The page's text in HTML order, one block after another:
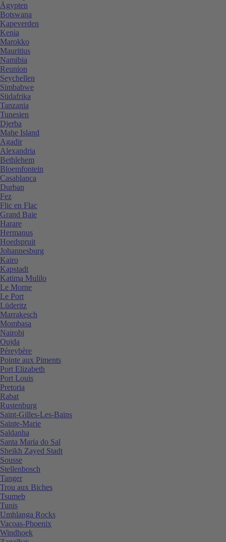
Ägypten
Botswana
Kapeverden
Kenia
Marokko
Mauritius
Namibia
Reunion
Seychellen
Simbabwe
Südafrika
Tanzania
Tunesien
Djerba
Mahe Island
Agadir
Alexandria
Bethlehem
Bloemfontein
Casablanca
Durban
Fez
Flic en Flac
Grand Baie
Harare
Hermanus
Hoedspruit
Johannesburg
Kairo
Kapstadt
Katima Mulilo
Le Morne
Le Port
Lüderitz
Marrakesch
Mombasa
Nairobi
Oujda
Péreybère
Pointe aux Piments
Port Elizabeth
Port Louis
Pretoria
Rabat
Rustenburg
Saint-Gilles-Les-Bains
Sainte-Marie
Saldanha
Santa Maria do Sal
Sheikh Zayed Stadt
Sousse
Stellenbosch
Tanger
Trou aux Biches
Tsumeb
Tunis
Umhlanga Rocks
Vacoas-Phoenix
Windhoek